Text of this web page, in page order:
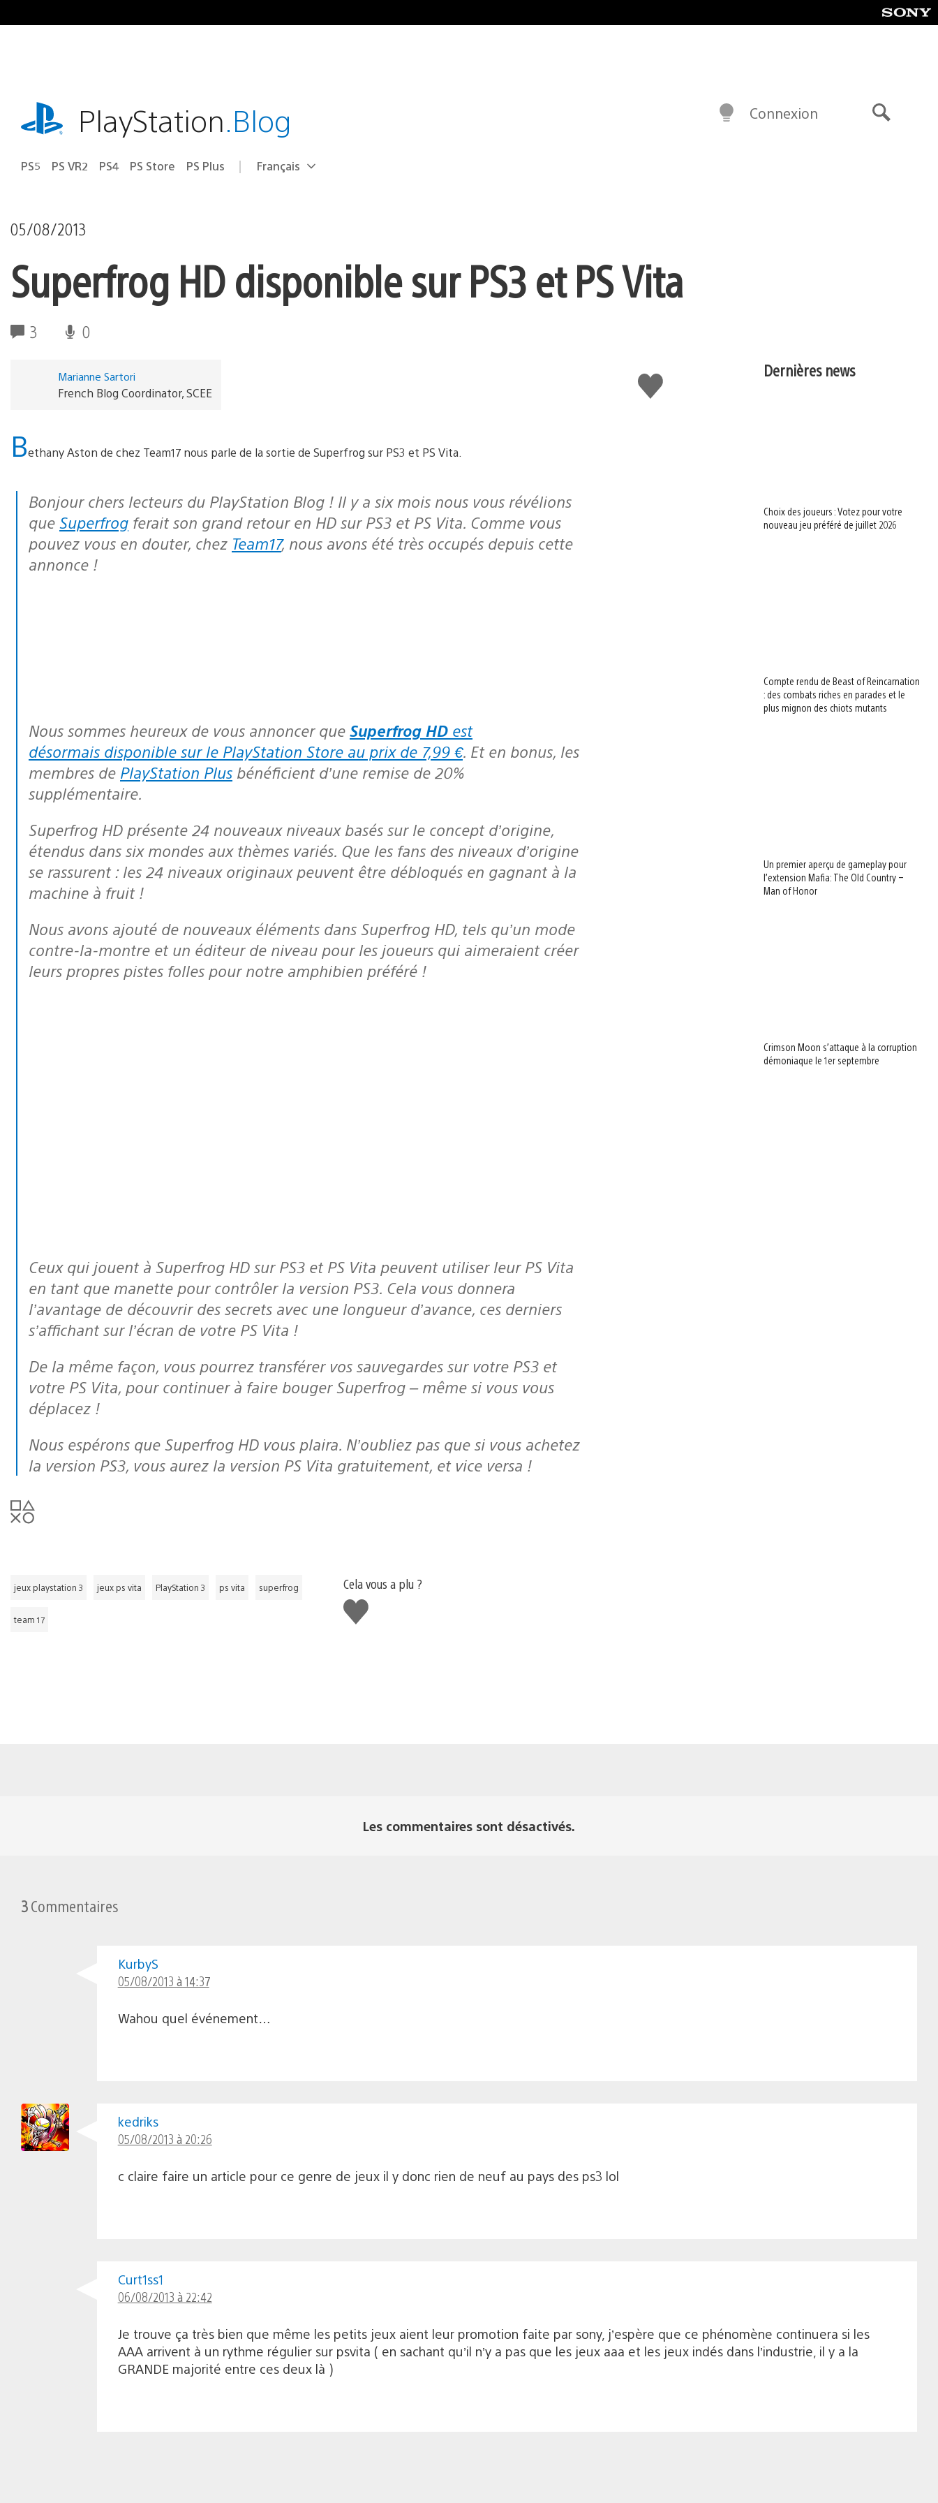
au
playstation.comPlayStation.Blog
PS5 PS VR2 PS4 PS Store PS Plus Choisir
Région
Français
Connexion
05/08/2013
Superfrog HD disponible sur PS3 et PS Vita
3 0
J'aime
Marianne Sartori
French Blog Coordinator, SCEE
Bethany Aston de chez Team17 nous parle de la sortie de Superfrog sur PS3 et PS Vita.
Bonjour chers lecteurs du PlayStation Blog ! Il y a six mois nous vous révélions
que Superfrog ferait son grand retour en HD sur PS3 et PS Vita. Comme vous
pouvez vous en douter, chez Team17, nous avons été très occupés depuis cette
annonce !
Nous sommes heureux de vous annoncer que Superfrog HD est
désormais disponible sur le PlayStation Store au prix de 7,99 €. Et en bonus, les
membres de PlayStation Plus bénéficient d’une remise de 20%
supplémentaire.
Superfrog HD présente 24 nouveaux niveaux basés sur le concept d’origine,
étendus dans six mondes aux thèmes variés. Que les fans des niveaux d’origine
se rassurent : les 24 niveaux originaux peuvent être débloqués en gagnant à la
machine à fruit !
Nous avons ajouté de nouveaux éléments dans Superfrog HD, tels qu’un mode
contre-la-montre et un éditeur de niveau pour les joueurs qui aimeraient créer
leurs propres pistes folles pour notre amphibien préféré !
Ceux qui jouent à Superfrog HD sur PS3 et PS Vita peuvent utiliser leur PS Vita
en tant que manette pour contrôler la version PS3. Cela vous donnera
l’avantage de découvrir des secrets avec une longueur d’avance, ces derniers
s’affichant sur l’écran de votre PS Vita !
De la même façon, vous pourrez transférer vos sauvegardes sur votre PS3 et
votre PS Vita, pour continuer à faire bouger Superfrog – même si vous vous
déplacez !
Nous espérons que Superfrog HD vous plaira. N’oubliez pas que si vous achetez
la version PS3, vous aurez la version PS Vita gratuitement, et vice versa !
jeux playstation 3 jeux ps vita PlayStation 3 ps vita superfrog
team 17
Cela vous a plu ?
J'aime
Dernières news
Choix des joueurs : Votez pour votre
nouveau jeu préféré de juillet 2026
Compte rendu de Beast of Reincarnation
: des combats riches en parades et le
plus mignon des chiots mutants
Un premier aperçu de gameplay pour
l’extension Mafia: The Old Country –
Man of Honor
Crimson Moon s’attaque à la corruption
démoniaque le 1er septembre
Les commentaires sont désactivés.
3Commentaires
KurbyS
05/08/2013 à 14:37
Wahou quel événement…
kedriks
05/08/2013 à 20:26
c claire faire un article pour ce genre de jeux il y donc rien de neuf au pays des ps3 lol
Curt1ss1
06/08/2013 à 22:42
Je trouve ça très bien que même les petits jeux aient leur promotion faite par sony, j’espère que ce phénomène continuera si les
AAA arrivent à un rythme régulier sur psvita ( en sachant qu’il n’y a pas que les jeux aaa et les jeux indés dans l’industrie, il y a la
GRANDE majorité entre ces deux là )